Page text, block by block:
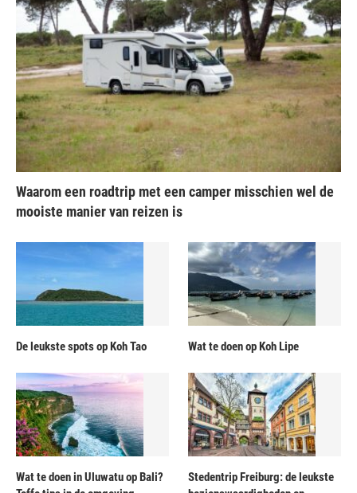
Waarom een roadtrip met een camper misschien wel de
mooiste manier van reizen is
De leukste spots op Koh Tao Wat te doen op Koh Lipe
Wat te doen in Uluwatu op Bali?
Stedentrip Freiburg: de leukste